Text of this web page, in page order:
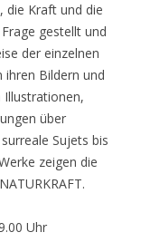
die Kraft und die
gestellt und
der einzelnen
ihren Bildern und
Illustrationen,
über
Sujets bis
zeigen die
Uhr